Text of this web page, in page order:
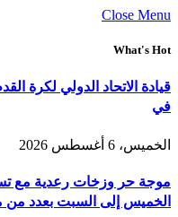
Close Menu
What's Hot
قيادة الاتحاد الدولي لكرة
في
الخميس، 6 أغسطس 2026
موجة حر وزخات رعدية مع
الخميس إلى السبت بعدد من